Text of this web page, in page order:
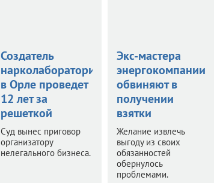
Создатель
нарколаборатории
в Орле проведет
12 лет за
решеткой
Суд вынес приговор
организатору
нелегального бизнеса.
Экс-мастера
энергокомпании
обвиняют в
получении
взятки
Желание извлечь
выгоду из своих
обязанностей
обернулось
проблемами.